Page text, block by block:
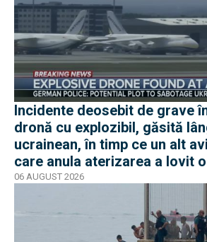
Incidente deosebit de grave
dronă cu explozibil, găsită
ucrainean, în timp ce un alt
care anula aterizarea a lovit
06 AUGUST 2026